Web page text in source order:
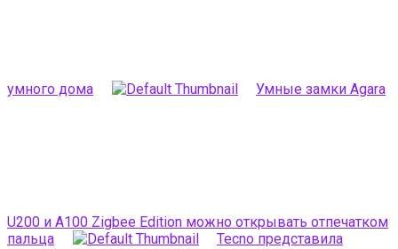
умного дома Умные замки Agara
U200 и A100 Zigbee Edition можно открывать отпечатком
пальца
Tecno представила